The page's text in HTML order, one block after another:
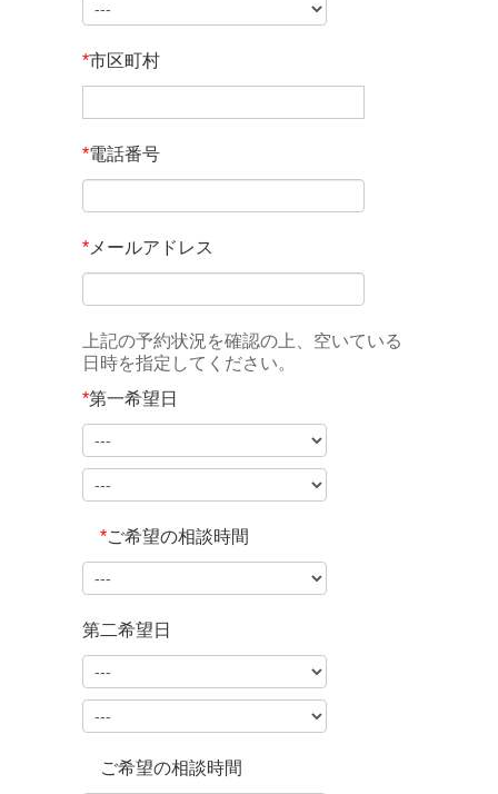
*市区町村
*電話番号
* メールアドレス
上記の予約状況を確認の上、空いている
日時を指定してください。
*第一希望日
*ご希望の相談時間
第二希望日
ご希望の相談時間